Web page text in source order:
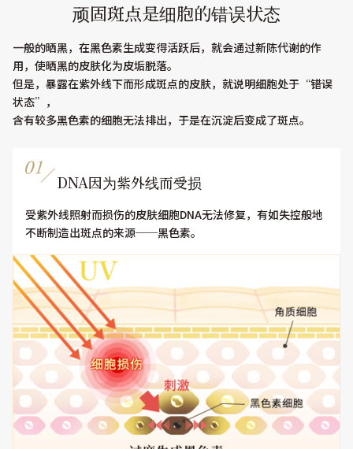
顽固斑点是细胞的错误状态
一般的晒黑，在黑色素生成变得活跃后，就会通过新陈代谢的作
用，使晒黑的皮肤化为皮垢脱落。
但是，暴露在紫外线下而形成斑点的皮肤，就说明细胞处于“错误
状态”，
含有较多黑色素的细胞无法排出，于是在沉淀后变成了斑点。
DNA因为紫外线而受损
受紫外线照射而损伤的皮肤细胞DNA无法修复，有如失控般地
不断制造出斑点的来源──黑色素。